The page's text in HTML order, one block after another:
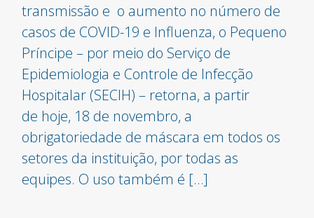
transmissão e o aumento no número de
casos de COVID-19 e Influenza, o Pequeno
Príncipe – por meio do Serviço de
Epidemiologia e Controle de Infecção
Hospitalar (SECIH) – retorna, a partir
de hoje, 18 de novembro, a
obrigatoriedade de máscara em todos os
setores da instituição, por todas as
equipes. O uso também é […]